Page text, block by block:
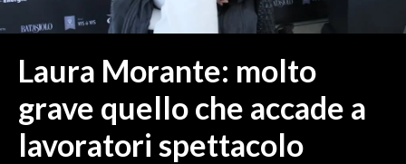
OGLIASTRA
ITALIA
MONDO
Laura Morante: molto
grave quello che accade a
lavoratori spettacolo